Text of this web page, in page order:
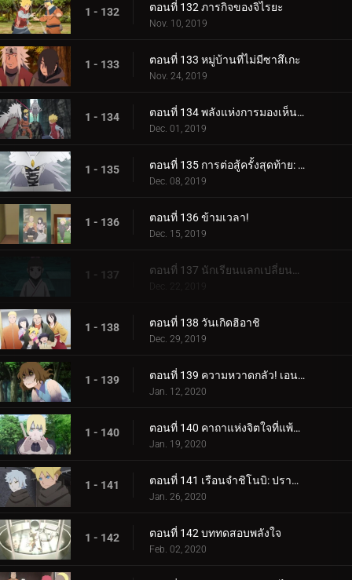
1 - 132 ตอนที่ 132 ภารกิจของจิไรยะ
Nov. 10, 2019
1 - 133 ตอนที่ 133 หมู่บ้านที่ไม่มีซาสึเกะ
Nov. 24, 2019
1 - 134 ตอนที่ 134 พลังแห่งการมองเห็นอนาคต
Dec. 01, 2019
1 - 135 ตอนที่ 135 การต่อสู้ครั้งสุดท้าย: อุราชิกิ
Dec. 08, 2019
1 - 136 ตอนที่ 136 ข้ามเวลา!
Dec. 15, 2019
1 - 137
Dec. 22, 2019
1 - 138 ตอนที่ 138 วันเกิดฮิอาชิ
Dec. 29, 2019
1 - 139 ตอนที่ 139 ความหวาดกลัว! เอนโกะ โอนิคุมะ!
Jan. 12, 2020
1 - 140 ตอนที่ 140 คาถาแห่งจิตใจที่แพ้มันฝรั่งทอด
Jan. 19, 2020
1 - 141 ตอนที่ 141 เรือนจำชิโนบิ: ปราสาทโฮซึกิ
Jan. 26, 2020
1 - 142 ตอนที่ 142 บททดสอบพลังใจ
Feb. 02, 2020